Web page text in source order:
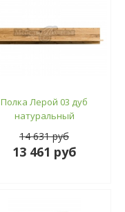
Полка Лерой 03 дуб
натуральный
14 631 руб
13 461 руб